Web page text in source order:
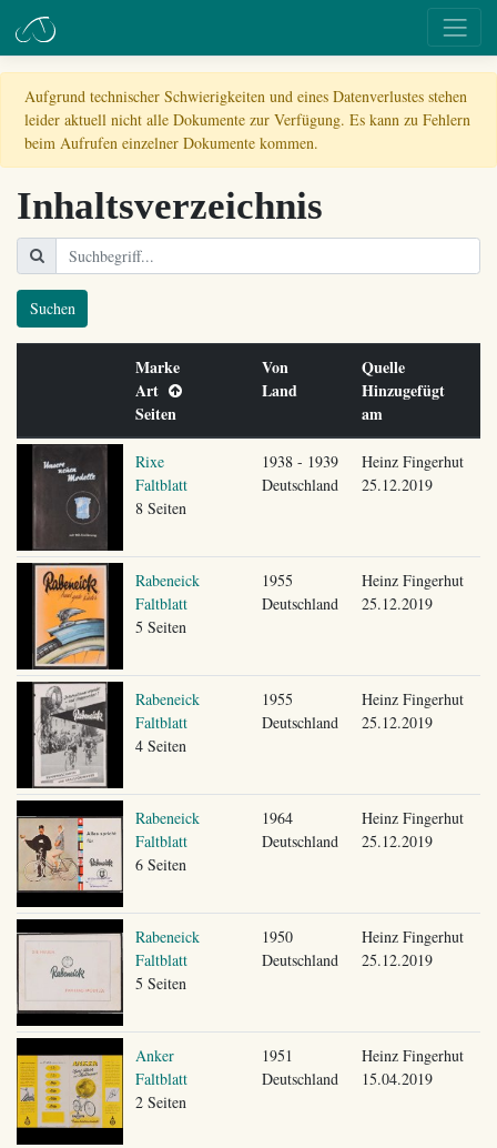
Aufgrund technischer Schwierigkeiten und eines Datenverlustes stehen
leider aktuell nicht alle Dokumente zur Verfügung. Es kann zu Fehlern
beim Aufrufen einzelner Dokumente kommen.
Inhaltsverzeichnis
Suchen
Marke
Art
Seiten
Von
Land
Quelle
Hinzugefügt
am
Rixe
Faltblatt
8 Seiten
1938 - 1939
Deutschland
Heinz Fingerhut
25.12.2019
Rabeneick
Faltblatt
5 Seiten
1955
Deutschland
Heinz Fingerhut
25.12.2019
Rabeneick
Faltblatt
4 Seiten
1955
Deutschland
Heinz Fingerhut
25.12.2019
Rabeneick
Faltblatt
6 Seiten
1964
Deutschland
Heinz Fingerhut
25.12.2019
Rabeneick
Faltblatt
5 Seiten
1950
Deutschland
Heinz Fingerhut
25.12.2019
Anker
Faltblatt
2 Seiten
1951
Deutschland
Heinz Fingerhut
15.04.2019